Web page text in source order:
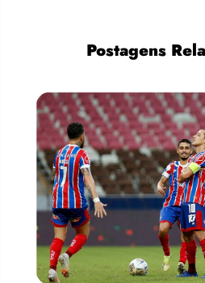
Postagens